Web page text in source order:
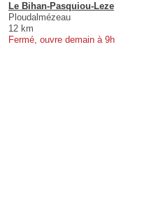
Le Bihan-Pasquiou-Leze
Ploudalmézeau
12 km
Fermé, ouvre demain à 9h